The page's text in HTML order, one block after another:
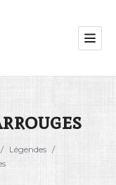
/ Légendes /